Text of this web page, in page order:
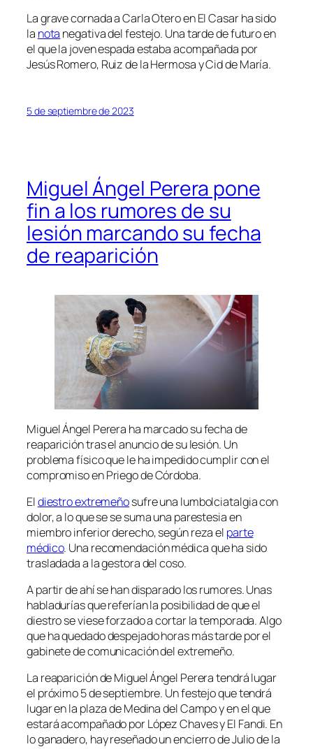
La grave cornada a Carla Otero en El Casar ha sido
la nota negativa del festejo. Una tarde de futuro en
el que la joven espada estaba acompañada por
Jesús Romero, Ruiz de la Hermosa y Cid de María.
5 de septiembre de 2023
Miguel Ángel Perera pone
fin a los rumores de su
lesión marcando su fecha
de reaparición
Miguel Ángel Perera ha marcado su fecha de
reaparición tras el anuncio de su lesión. Un
problema físico que le ha impedido cumplir con el
compromiso en Priego de Córdoba.
Eldiestro extremeñosufre una lumbolciatalgia con
dolor, a lo que se se suma una parestesia en
miembro inferior derecho, según reza el parte
médico. Una recomendación médica que ha sido
trasladada a la gestora del coso.
A partir de ahí se han disparado los rumores. Unas
habladurías que referían la posibilidad de que el
diestro se viese forzado a cortar la temporada. Algo
que ha quedado despejado horas más tarde por el
gabinete de comunicación del extremeño.
La reaparición de Miguel Ángel Perera tendrá lugar
el próximo 5 de septiembre. Un festejo que tendrá
lugar en la plaza de Medina del Campo y en el que
estará acompañado por López Chaves y El Fandi. En
lo ganadero, hay reseñado un encierro de Julio de la